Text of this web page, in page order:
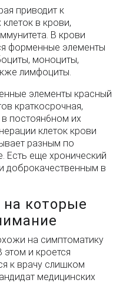
приводит к
в крови,
В крови
форменные элементы
моноциты,
лимфоциты.
элементы красный
краткосрочная,
постоян6ном их
клеток крови
разным по
Есть еще хронический
доброкачественным в
которые
на симптоматику
этом и кроется
к врачу слишком
медицинских